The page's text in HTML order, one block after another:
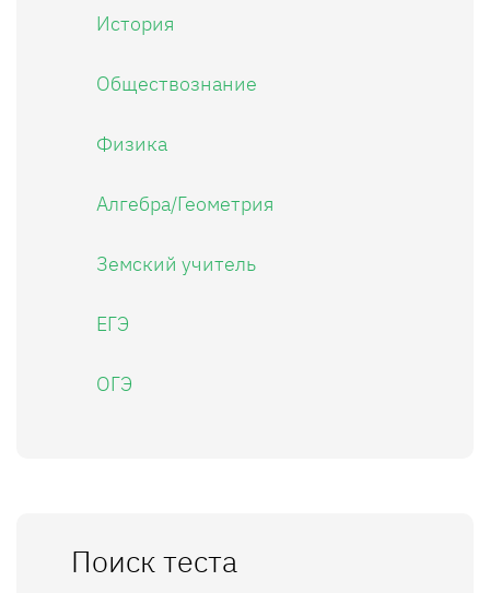
История
Обществознание
Физика
Алгебра/Геометрия
Земский учитель
ЕГЭ
ОГЭ
Поиск теста